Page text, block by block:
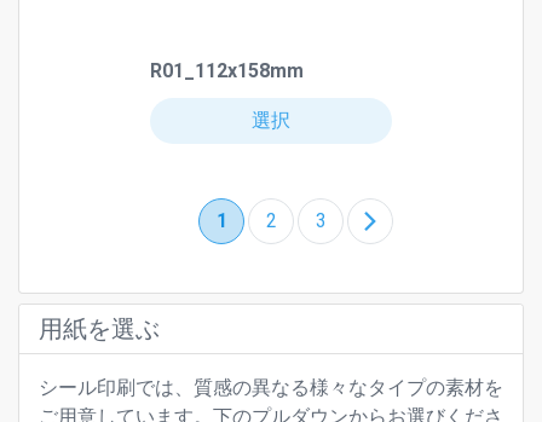
R01_112x158mm
選択
1 2 3
用紙を選ぶ
シール印刷では、質感の異なる様々なタイプの素材を
ご用意しています。下のプルダウンからお選びくださ